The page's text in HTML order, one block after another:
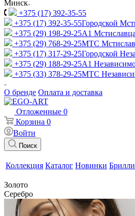
Минск
+375 (17) 392-35-55
+375 (17) 392-35-55Городской
+375 (29) 198-29-25A1 Мстиславца
+375 (29) 768-29-25МТС
+375 (17) 317-29-25Городской
+375 (29) 188-29-25A1
+375 (33) 378-29-25МТС
О бренде Оплата и доставка
Отложенные 0
Корзина 0
Войти
Поиск
Коллекция Каталог Новинки
Золото
Серебро